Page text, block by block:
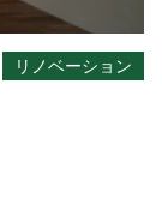
リノベーション